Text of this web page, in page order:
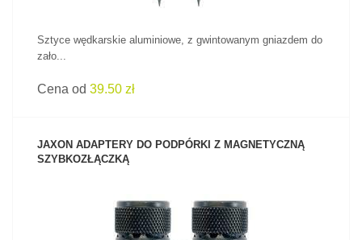
Sztyce wędkarskie aluminiowe, z gwintowanym gniazdem do
zało...
Cena od 39.50 zł
JAXON ADAPTERY DO PODPÓRKI Z MAGNETYCZNĄ
SZYBKOZŁĄCZKĄ
ZOBACZ PRODUKT